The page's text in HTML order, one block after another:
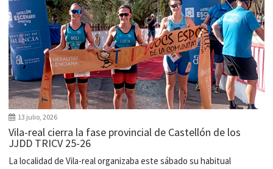
13 julio, 2026
Vila-real cierra la fase provincial de Castellón de los
JJDD TRICV 25-26
La localidad de Vila-real organizaba este sábado su habitual